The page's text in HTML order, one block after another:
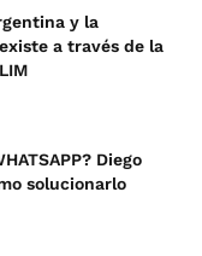
y la
a través de la
Diego
solucionarlo